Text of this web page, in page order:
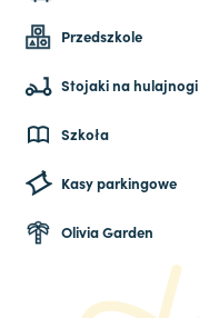
Przedszkole
Stojaki na hulajnogi
Szkoła
Kasy parkingowe
Olivia Garden